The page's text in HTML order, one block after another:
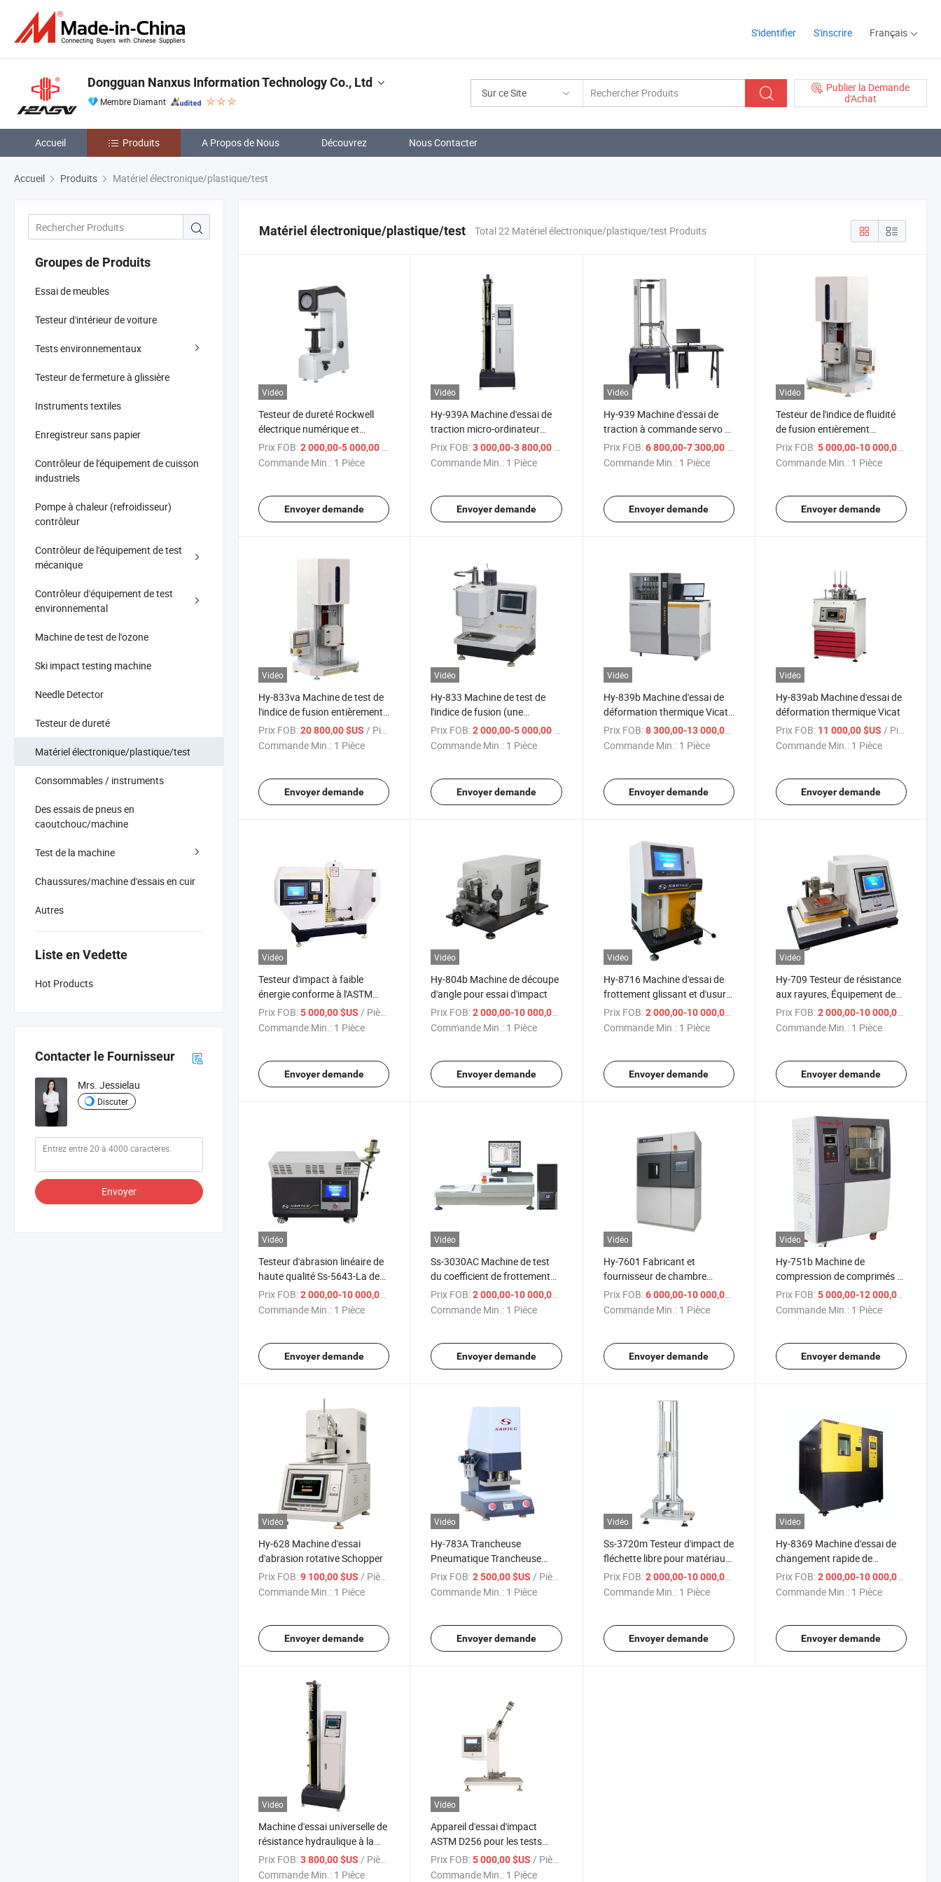
S'identifier S'inscrire Français
Sur ce Site
Publier la Demande
d'Achat
Dongguan Nanxus Information Technology Co., Ltd
Membre Diamant
Accueil Produits A Propos de Nous Découvrez Nous Contacter
Accueil Produits Matériel électronique/plastique/test
Groupes de Produits
Essai de meubles
Testeur d'intérieur de voiture
Tests environnementaux
Testeur de fermeture à glissière
Instruments textiles
Enregistreur sans papier
Contrôleur de l'équipement de cuisson
industriels
Pompe à chaleur (refroidisseur)
contrôleur
Contrôleur de l'équipement de test
mécanique
Contrôleur d'équipement de test
environnemental
Machine de test de l'ozone
Ski impact testing machine
Needle Detector
Testeur de dureté
Matériel électronique/plastique/test
Consommables / instruments
Des essais de pneus en
caoutchouc/machine
Test de la machine
Chaussures/machine d'essais en cuir
Autres
Liste en Vedette
Hot Products
Contacter le Fournisseur
Mrs. Jessielau
Discuter
Envoyer
Matériel électronique/plastique/test Total 22 Matériel électronique/plastique/test Produits
Vidéo
Testeur de dureté Rockwell
électrique numérique et
conforme à l'ASTM
Prix FOB:2 000,00-5 000,00 $US
Commande Min.: 1 Pièce
Envoyer demande
Vidéo
Hy-939A Machine d'essai de
traction micro-ordinateur
Machine d'essai de traction
Machine d'essai électronique
Prix FOB: 3 000,00-3 800,00 $US
Commande Min.: 1 Pièce
Envoyer demande
Vidéo
Hy-939 Machine d'essai de
traction à commande servo à
bras unique (type de bureau)
Prix FOB: 6 800,00-7 300,00 $US
Commande Min.: 1 Pièce
Envoyer demande
Vidéo
Testeur de l'indice de fluidité
de fusion entièrement
automatisé : La solution
ultime pour les tests
Prix FOB: 5 000,00-10 000,00 $US
Commande Min.: 1 Pièce
Envoyer demande
Vidéo
Hy-833va Machine de test de
l'indice de fusion entièrement
automatique (méthode A, B)
Prix FOB:20 800,00 $US / Pièce
Commande Min.: 1 Pièce
Envoyer demande
Vidéo
Hy-833 Machine de test de
l'indice de fusion (une
méthode)
Prix FOB: 2 000,00-5 000,00 $US
Commande Min.: 1 Pièce
Envoyer demande
Vidéo
Hy-839b Machine d'essai de
déformation thermique Vicat
pour systèmes informatiques
Prix FOB: 8 300,00-13 000,00 $US
/ Pièce
Commande Min.: 1 Pièce
Envoyer demande
Vidéo
Hy-839ab Machine d'essai de
déformation thermique Vicat
Prix FOB: 11 000,00 $US / Pièce
Commande Min.: 1 Pièce
Envoyer demande
Vidéo
Testeur d'impact à faible
énergie conforme à l'ASTM
D256 Hy-608
Prix FOB:5 000,00 $US / Pièce
Commande Min.: 1 Pièce
Envoyer demande
Vidéo
Hy-804b Machine de découpe
d'angle pour essai d'impact
Prix FOB: 2 000,00-10 000,00 $US
/ Pièce
Commande Min.: 1 Pièce
Envoyer demande
Vidéo
Hy-8716 Machine d'essai de
frottement glissant et d'usure
Machine d'essai de frottement
glissant en plastique
Prix FOB: 2 000,00-10 000,00 $US
/ Pièce
Commande Min.: 1 Pièce
Envoyer demande
Vidéo
Hy-709 Testeur de résistance
aux rayures, Équipement de
test de résistance aux rayures
Prix FOB: 2 000,00-10 000,00 $US
Commande Min.: 1 Pièce
Envoyer demande
Vidéo
Testeur d'abrasion linéaire de
haute qualité Ss-5643-La des
fabricants et fournisseurs
Prix FOB:2 000,00-10 000,00 $US
/ Pièce
Commande Min.: 1 Pièce
Envoyer demande
Vidéo
Ss-3030AC Machine de test
du coefficient de frottement
des systèmes informatiques
Prix FOB: 2 000,00-10 000,00 $US
/ Pièce
Commande Min.: 1 Pièce
Envoyer demande
Vidéo
Hy-7601 Fabricant et
fournisseur de chambre
d'essai de lampe au xénon
haute performance
Prix FOB: 6 000,00-10 000,00 $US
/ Pièce
Commande Min.: 1 Pièce
Envoyer demande
Vidéo
Hy-751b Machine de
compression de comprimés à
commande programmable
PLC
Prix FOB: 5 000,00-12 000,00 $US
Commande Min.: 1 Pièce
Envoyer demande
Vidéo
Hy-628 Machine d'essai
d'abrasion rotative Schopper
Prix FOB:9 100,00 $US / Pièce
Commande Min.: 1 Pièce
Envoyer demande
Vidéo
Hy-783A Trancheuse
Pneumatique Trancheuse
Automatique Pneumatique
Machine de Découpe
Prix FOB: 2 500,00 $US/ Pièce
Commande Min.: 1 Pièce
Envoyer demande
Vidéo
Ss-3720m Testeur d'impact de
fléchette libre pour matériaux
de films minces Selon
Prix FOB: 2 000,00-10 000,00 $US
/ Pièce
Commande Min.: 1 Pièce
Envoyer demande
Vidéo
Hy-8369 Machine d'essai de
changement rapide de
température haute et basse
Prix FOB: 2 000,00-10 000,00 $US
Commande Min.: 1 Pièce
Envoyer demande
Vidéo
Machine d'essai universelle de
résistance hydraulique à la
traction
Prix FOB:3 800,00 $US / Pièce
Commande Min.: 1 Pièce
Vidéo
Appareil d'essai d'impact
ASTM D256 pour les tests
Izod et Charpy des plastiques
et des polymères
Prix FOB: 5 000,00 $US / Pièce
Commande Min.: 1 Pièce